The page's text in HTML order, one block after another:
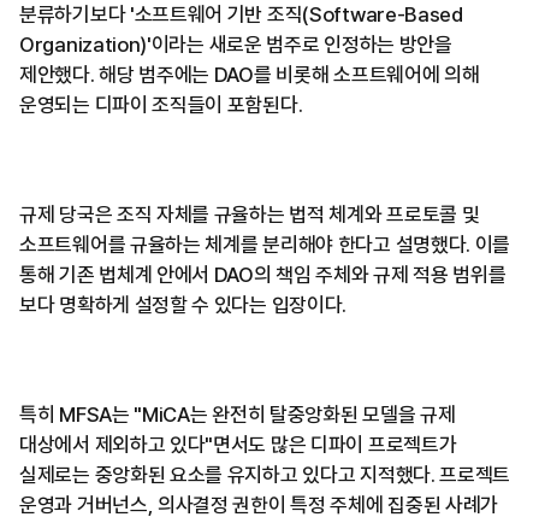
분류하기보다 '소프트웨어 기반 조직(Software-Based
Organization)'이라는 새로운 범주로 인정하는 방안을
제안했다. 해당 범주에는 DAO를 비롯해 소프트웨어에 의해
운영되는 디파이 조직들이 포함된다.
규제 당국은 조직 자체를 규율하는 법적 체계와 프로토콜 및
소프트웨어를 규율하는 체계를 분리해야 한다고 설명했다. 이를
통해 기존 법체계 안에서 DAO의 책임 주체와 규제 적용 범위를
보다 명확하게 설정할 수 있다는 입장이다.
특히 MFSA는 "MiCA는 완전히 탈중앙화된 모델을 규제
대상에서 제외하고 있다"면서도 많은 디파이 프로젝트가
실제로는 중앙화된 요소를 유지하고 있다고 지적했다. 프로젝트
운영과 거버넌스, 의사결정 권한이 특정 주체에 집중된 사례가